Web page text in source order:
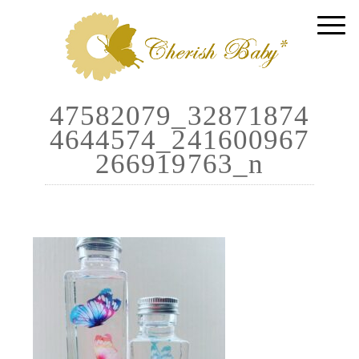
47582079_32871874
4644574_241600967
266919763_n